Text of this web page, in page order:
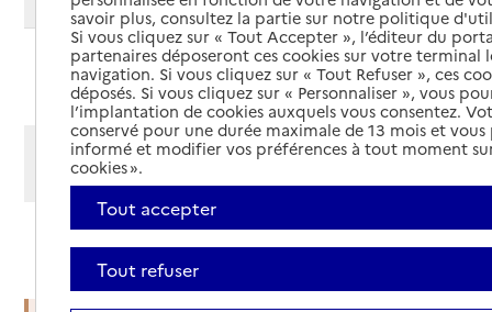
Ajouter cette recherche aux favoris
Afficher les résultats par:
Mode liste
Haut de page
savoir plus, consultez la partie sur notre politique
Si vous cliquez sur « Tout Accepter », l’éditeur du
partenaires déposeront ces cookies sur votre terminal
navigation. Si vous cliquez sur « Tout Refuser », ces
déposés. Si vous cliquez sur « Personnaliser », vous
l’implantation de cookies auxquels vous consentez.
conservé pour une durée maximale de 13 mois et
informé et modifier vos préférences à tout moment
cookies ».
Tout accepter
Tout refuser